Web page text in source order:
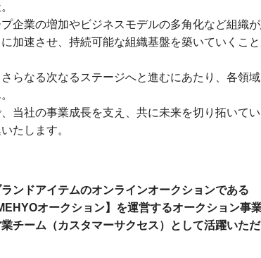
企業の増加やビジネスモデルの多角化など組織
加速させ、持続可能な組織基盤を築いていくこ
らなる次なるステージへと進むにあたり、各領
当社の事業成長を支え、共に未来を切り拓いて
たします。
ンドアイテムのオンラインオークションである
オークション】を運営するオークション事業
チーム（カスタマーサクセス）として活躍いた